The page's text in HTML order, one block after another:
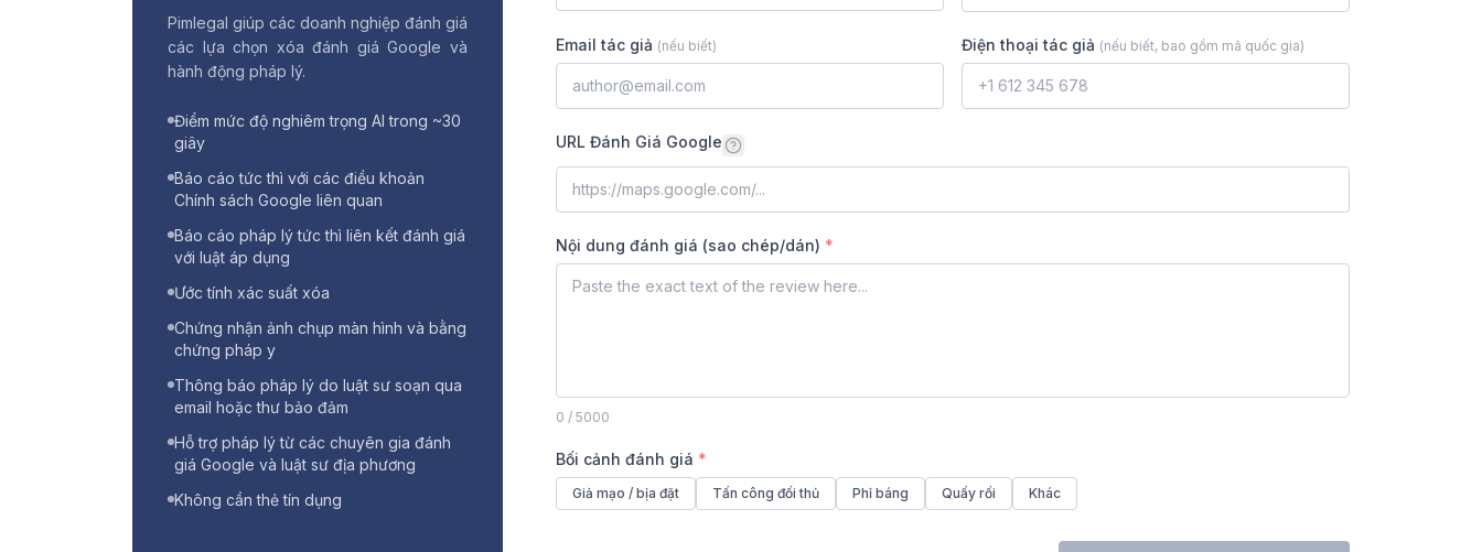
Pimlegal giúp các doanh nghiệp đánh giá
các lựa chọn xóa đánh giá Google và
hành động pháp lý.
Điểm mức độ nghiêm trọng AI trong ~30
giây
Báo cáo tức thì với các điều khoản
Chính sách Google liên quan
Báo cáo pháp lý tức thì liên kết đánh giá
với luật áp dụng
Ước tính xác suất xóa
Chứng nhận ảnh chụp màn hình và bằng
chứng pháp y
Thông báo pháp lý do luật sư soạn qua
email hoặc thư bảo đảm
Hỗ trợ pháp lý từ các chuyên gia đánh
giá Google và luật sư địa phương
Không cần thẻ tín dụng
Email tác giả (nếu biết) Điện thoại tác giả (nếu biết, bao gồm mã quốc gia)
URL Đánh Giá Google
Nội dung đánh giá (sao chép/dán) *
0 / 5000
Bối cảnh đánh giá *
Giả mạo / bịa đặt Tấn công đối thủ Phỉ báng Quấy rối Khác